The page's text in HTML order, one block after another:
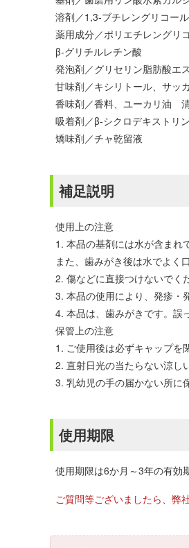
溶剤／1,3-ブチレングリコー
薬用成分／ポリエチレングリ
β-グリチルレチン酸
発泡剤／グリセリン脂肪酸エ
甘味剤／キシリトール、サッ
香味剤／香料、ユーカリ油
吸着剤／β-シクロデキストリ
矯味剤／チャ乾留液
補足説明
使用上の注意
1. 本品の基剤には水が含まれ
また、歯みがき後は水でよく
2. 傷などに直接つけないでく
3. 本品の使用により、発疹・
4. 本品は、歯みがきです。誤
保管上の注意
1. ご使用後は必ずキャップを
2. 直射日光の当たらない涼し
3. 乳幼児の手の届かない所に
使用期限
使用期限は6か月～3年の有効
ご質問等ございましたら、弊